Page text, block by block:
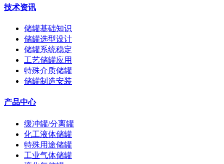
技术资讯
储罐基础知识
储罐选型设计
储罐系统稳定
工艺储罐应用
特殊介质储罐
储罐制造安装
产品中心
缓冲罐/分离罐
化工液体储罐
特殊用途储罐
工业气体储罐